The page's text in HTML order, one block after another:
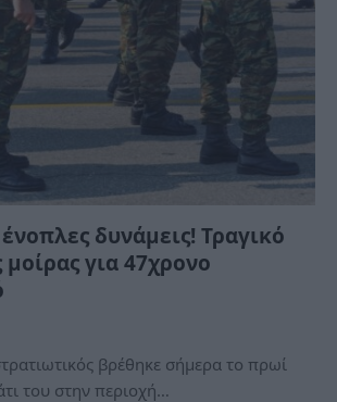
δυνάμεις! Τραγικό
μοίρας για 47χρονο
βρέθηκε σήμερα το πρωί
του στην περιοχή…